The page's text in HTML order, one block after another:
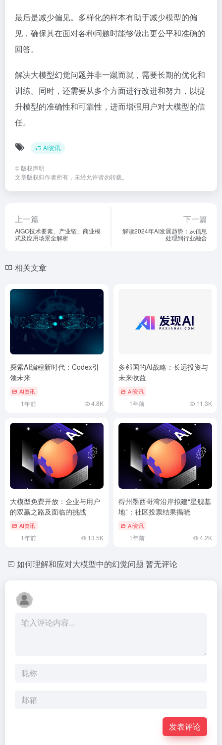
最后是减少偏见。多样化的样本有助于减少模型的偏
见，确保其在面对各种问题时能够做出更公平和准确的
回答。
解决大模型幻觉问题并非一蹴而就，需要长期的优化和
训练。同时，还需要从多个方面进行改进和努力，以提
升模型的准确性和可靠性，进而增强用户对大模型的信
任。
AI资讯
© 版权声明
文章版权归作者所有，未经允许请勿转载。
上一篇
AIGC技术要素、产业链、商业模
式及应用场景全解析
下一篇
解读2024年AI发展趋势：从信息
处理到行业融合
相关文章
探索AI编程新时代：Codex引
领未来
AI资讯
1年前 4.8K
多邻国的AI战略：长远投资与
未来收益
AI资讯
1年前 11.3K
大模型免费开放：企业与用户
的双赢之路及面临的挑战
AI资讯
1年前 13.5K
得州墨西哥湾沿岸拟建“星舰基
地”：社区投票结果揭晓
AI资讯
1年前 4.2K
如何理解和应对大模型中的幻觉问题 暂无评论
发表评论